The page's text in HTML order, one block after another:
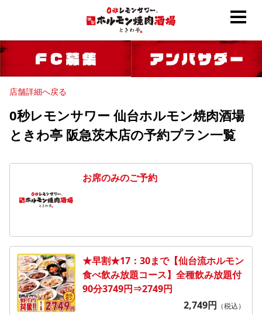
店舗詳細へ戻る
0秒レモンサワー 仙台ホルモン焼肉酒場
ときわ亭 阪急茨木店の予約プラン一覧
お席のみのご予約
★早割★17：30まで【仙台流ホルモン
食べ飲み放題コース】全種飲み放題付
90分3749円⇒2749円
2,749円 （税込）